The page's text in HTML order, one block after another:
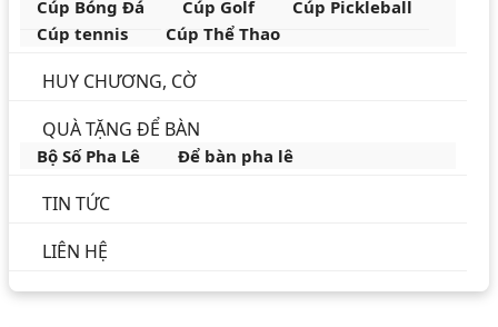
Cúp Bóng Đá Cúp Golf
Cúp Pickleball
Cúp tennis
Cúp Thể Thao
HUY CHƯƠNG, CỜ
QUÀ TẶNG ĐỂ BÀN
Bộ Số Pha Lê Để bàn pha lê
TIN TỨC
LIÊN HỆ